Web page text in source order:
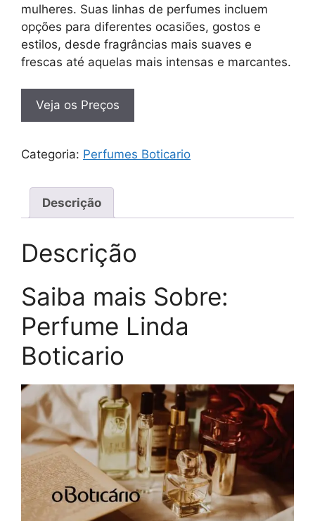
mulheres. Suas linhas de perfumes incluem
opções para diferentes ocasiões, gostos e
estilos, desde fragrâncias mais suaves e
frescas até aquelas mais intensas e marcantes.
Veja os Preços
Categoria: Perfumes Boticario
Descrição
Descrição
Saiba mais Sobre:
Perfume Linda
Boticario